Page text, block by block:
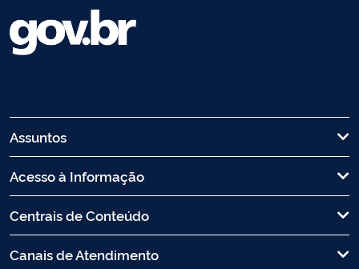
Assuntos
Acesso à Informação
Centrais de Conteúdo
Canais de Atendimento